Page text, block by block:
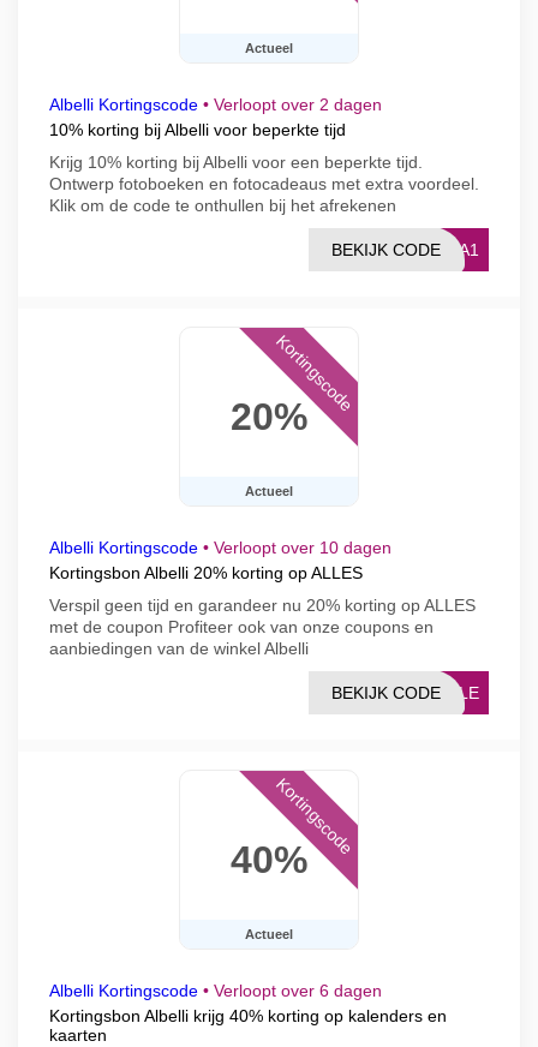
Actueel
Albelli Kortingscode • Verloopt over 2 dagen
10% korting bij Albelli voor beperkte tijd
Krijg 10% korting bij Albelli voor een beperkte tijd.
Ontwerp fotoboeken en fotocadeaus met extra voordeel.
Klik om de code te onthullen bij het afrekenen
A6A1
BEKIJK CODE
20%
Actueel
Kortingscode
Albelli Kortingscode • Verloopt over 10 dagen
Kortingsbon Albelli 20% korting op ALLES
Verspil geen tijd en garandeer nu 20% korting op ALLES
met de coupon Profiteer ook van onze coupons en
aanbiedingen van de winkel Albelli
ALLE
BEKIJK CODE
40%
Actueel
Kortingscode
Albelli Kortingscode • Verloopt over 6 dagen
Kortingsbon Albelli krijg 40% korting op kalenders en
kaarten